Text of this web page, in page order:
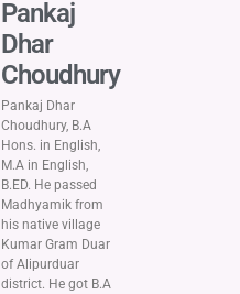
Pankaj
Dhar
Choudhury
Pankaj Dhar
Choudhury, B.A
Hons. in English,
M.A in English,
B.ED. He passed
Madhyamik from
his native village
Kumar Gram Duar
of Alipurduar
district. He got B.A